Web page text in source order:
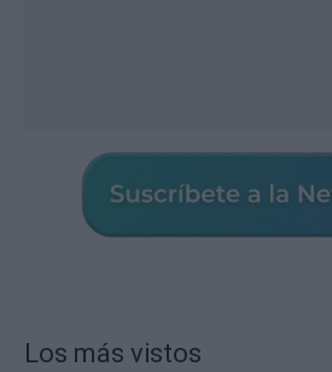
Los más vistos